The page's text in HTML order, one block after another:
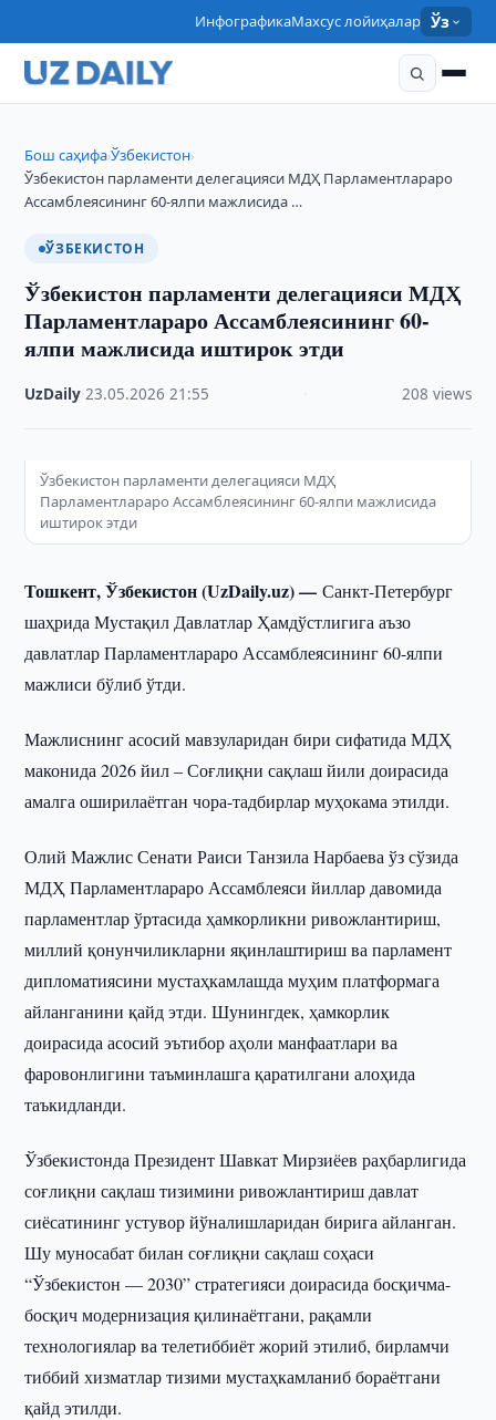
ИнфографикаМахсус лойиҳалар Ўз
Бош саҳифа›Ўзбекистон›
Ўзбекистон парламенти делегацияси МДҲ Парламентлараро
Ассамблеясининг 60-ялпи мажлисида …
ЎЗБЕКИСТОН
Ўзбекистон парламенти делегацияси МДҲ
Парламентлараро Ассамблеясининг 60-
ялпи мажлисида иштирок этди
UzDaily ·23.05.2026 ·21:55 208 views
Ўзбекистон парламенти делегацияси МДҲ
Парламентлараро Ассамблеясининг 60-ялпи мажлисида
иштирок этди
Тошкент, Ўзбекистон (UzDaily.uz) —Санкт-Петербург
шаҳрида Мустақил Давлатлар Ҳамдўстлигига аъзо
давлатлар Парламентлараро Ассамблеясининг 60-ялпи
мажлиси бўлиб ўтди.
Мажлиснинг асосий мавзуларидан бири сифатида МДҲ
маконида 2026 йил – Соғлиқни сақлаш йили доирасида
амалга оширилаётган чора-тадбирлар муҳокама этилди.
Олий Мажлис Сенати Раиси Танзила Нарбаева ўз сўзида
МДҲ Парламентлараро Ассамблеяси йиллар давомида
парламентлар ўртасида ҳамкорликни ривожлантириш,
миллий қонунчиликларни яқинлаштириш ва парламент
дипломатиясини мустаҳкамлашда муҳим платформага
айланганини қайд этди. Шунингдек, ҳамкорлик
доирасида асосий эътибор аҳоли манфаатлари ва
фаровонлигини таъминлашга қаратилгани алоҳида
таъкидланди.
Ўзбекистонда Президент Шавкат Мирзиёев раҳбарлигида
соғлиқни сақлаш тизимини ривожлантириш давлат
сиёсатининг устувор йўналишларидан бирига айланган.
Шу муносабат билан соғлиқни сақлаш соҳаси
“Ўзбекистон — 2030” стратегияси доирасида босқичма-
босқич модернизация қилинаётгани, рақамли
технологиялар ва телетиббиёт жорий этилиб, бирламчи
тиббий хизматлар тизими мустаҳкамланиб бораётгани
қайд этилди.